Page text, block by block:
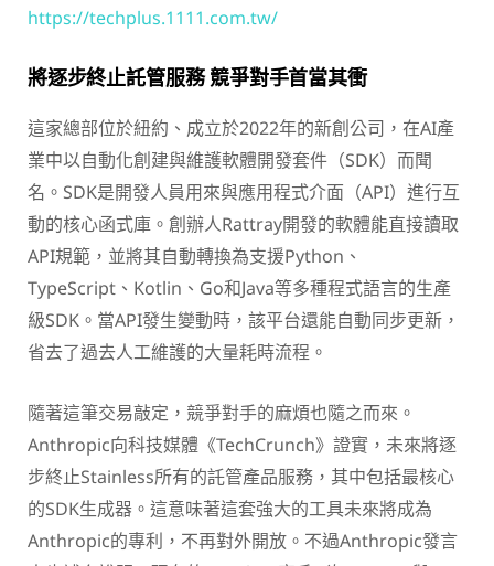
https://techplus.1111.com.tw/
將逐步終止託管服務 競爭對手首當其衝
這家總部位於紐約、成立於2022年的新創公司，在AI產
業中以自動化創建與維護軟體開發套件（SDK）而聞
名。SDK是開發人員用來與應用程式介面（API）進行互
動的核心函式庫。創辦人Rattray開發的軟體能直接讀取
API規範，並將其自動轉換為支援Python、
TypeScript、Kotlin、Go和Java等多種程式語言的生產
級SDK。當API發生變動時，該平台還能自動同步更新，
省去了過去人工維護的大量耗時流程。
隨著這筆交易敲定，競爭對手的麻煩也隨之而來。
Anthropic向科技媒體《TechCrunch》證實，未來將逐
步終止Stainless所有的託管產品服務，其中包括最核心
的SDK生成器。這意味著這套強大的工具未來將成為
Anthropic的專利，不再對外開放。不過Anthropic發言